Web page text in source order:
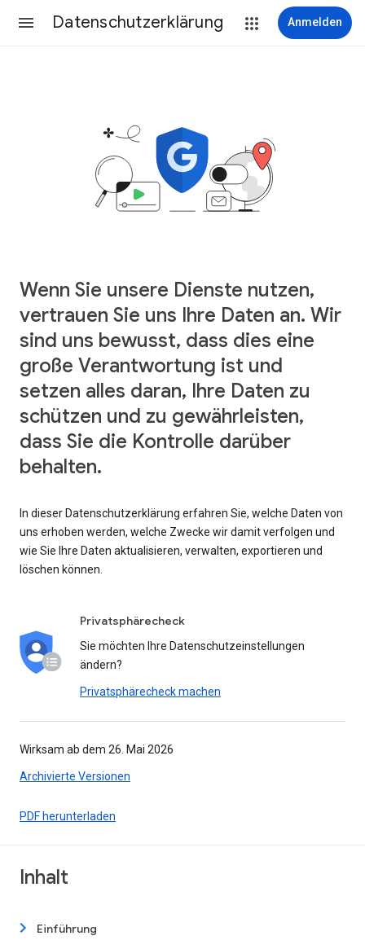
Datenschutzerklärung Anmelden
Wenn Sie unsere Dienste nutzen,
vertrauen Sie uns Ihre Daten an. Wir
sind uns bewusst, dass dies eine
große Verantwortung ist und
setzen alles daran, Ihre Daten zu
schützen und zu gewährleisten,
dass Sie die Kontrolle darüber
behalten.
In dieser Datenschutzerklärung erfahren Sie, welche Daten von
uns erhoben werden, welche Zwecke wir damit verfolgen und
wie Sie Ihre Daten aktualisieren, verwalten, exportieren und
löschen können.
Privatsphärecheck
Sie möchten Ihre Datenschutzeinstellungen
ändern?
Privatsphärecheck machen
Wirksam ab dem 26. Mai 2026
Archivierte Versionen
PDF herunterladen
Inhalt
Einführung